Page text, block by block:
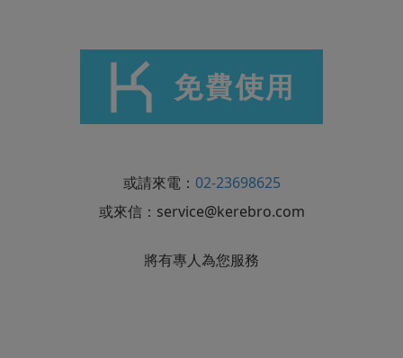
或請來電： 02-23698625
或來信： service@kerebro.com
將有專人為您服務